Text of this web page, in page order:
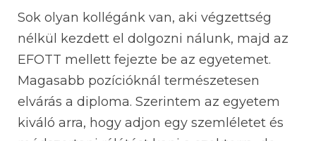
Sok olyan kollégánk van, aki végzettség
nélkül kezdett el dolgozni nálunk, majd az
EFOTT mellett fejezte be az egyetemet.
Magasabb pozícióknál természetesen
elvárás a diploma. Szerintem az egyetem
kiváló arra, hogy adjon egy szemléletet és